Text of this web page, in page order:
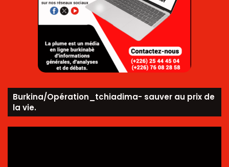
Burkina/Opération_tchiadima- sauver au prix de
la vie.